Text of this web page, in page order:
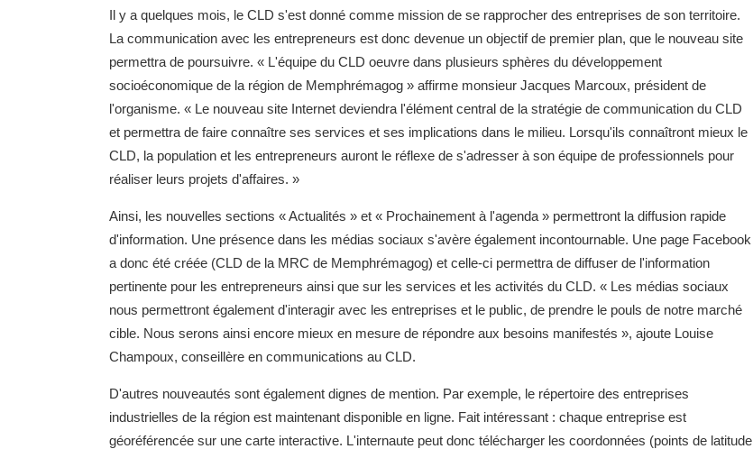
Il y a quelques mois, le CLD s'est donné comme mission de se rapprocher des entreprises de son territoire.
La communication avec les entrepreneurs est donc devenue un objectif de premier plan, que le nouveau site
permettra de poursuivre. « L'équipe du CLD oeuvre dans plusieurs sphères du développement
socioéconomique de la région de Memphrémagog » affirme monsieur Jacques Marcoux, président de
l'organisme. « Le nouveau site Internet deviendra l'élément central de la stratégie de communication du CLD
et permettra de faire connaître ses services et ses implications dans le milieu. Lorsqu'ils connaîtront mieux le
CLD, la population et les entrepreneurs auront le réflexe de s'adresser à son équipe de professionnels pour
réaliser leurs projets d'affaires. »
Ainsi, les nouvelles sections « Actualités » et « Prochainement à l'agenda » permettront la diffusion rapide
d'information. Une présence dans les médias sociaux s'avère également incontournable. Une page Facebook
a donc été créée (CLD de la MRC de Memphrémagog) et celle-ci permettra de diffuser de l'information
pertinente pour les entrepreneurs ainsi que sur les services et les activités du CLD. « Les médias sociaux
nous permettront également d'interagir avec les entreprises et le public, de prendre le pouls de notre marché
cible. Nous serons ainsi encore mieux en mesure de répondre aux besoins manifestés », ajoute Louise
Champoux, conseillère en communications au CLD.
D'autres nouveautés sont également dignes de mention. Par exemple, le répertoire des entreprises
industrielles de la région est maintenant disponible en ligne. Fait intéressant : chaque entreprise est
géoréférencée sur une carte interactive. L'internaute peut donc télécharger les coordonnées (points de latitude